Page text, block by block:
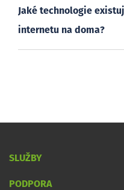
Jaké technologie
internetu na doma?
SLUŽBY
PODPORA